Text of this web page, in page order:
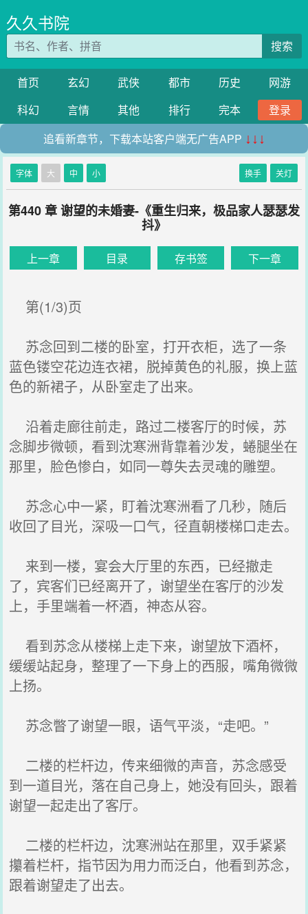
久久书院
搜索
首页 玄幻 武侠 都市 历史
网游
科幻
言情 其他 排行 完本
登录
追看新章节，下载本站客户端无广告APP ↓↓↓
字体 大 中 小 换手 关灯
第440 章 谢望的未婚妻-《重生归来，极品家人瑟瑟发
抖》
上一章 目录 存书签 下一章
第(1/3)页
苏念回到二楼的卧室，打开衣柜，选了一条
蓝色镂空花边连衣裙，脱掉黄色的礼服，换上蓝
色的新裙子，从卧室走了出来。
沿着走廊往前走，路过二楼客厅的时候，苏
念脚步微顿，看到沈寒洲背靠着沙发，蜷腿坐在
那里，脸色惨白，如同一尊失去灵魂的雕塑。
苏念心中一紧，盯着沈寒洲看了几秒，随后
收回了目光，深吸一口气，径直朝楼梯口走去。
来到一楼，宴会大厅里的东西，已经撤走
了，宾客们已经离开了，谢望坐在客厅的沙发
上，手里端着一杯酒，神态从容。
看到苏念从楼梯上走下来，谢望放下酒杯，
缓缓站起身，整理了一下身上的西服，嘴角微微
上扬。
苏念瞥了谢望一眼，语气平淡，“走吧。”
二楼的栏杆边，传来细微的声音，苏念感受
到一道目光，落在自己身上，她没有回头，跟着
谢望一起走出了客厅。
二楼的栏杆边，沈寒洲站在那里，双手紧紧
攥着栏杆，指节因为用力而泛白，他看到苏念，
跟着谢望走了出去。